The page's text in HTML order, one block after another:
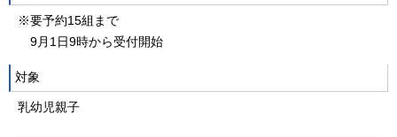
※要予約15組まで
9月1日9時から受付開始
対象
乳幼児親子